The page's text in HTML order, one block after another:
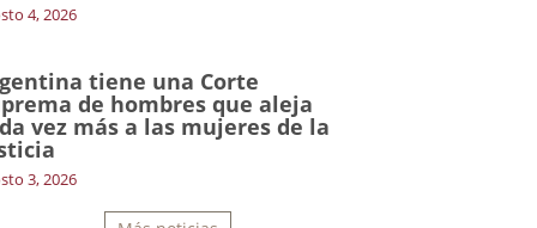
4, 2026
tiene una Corte
de hombres que aleja
vez más a las mujeres de la
3, 2026